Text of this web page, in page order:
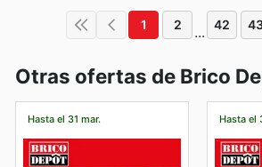
1 2 ... 42
Otras ofertas de Brico
Hasta el 31 mar. Hasta el